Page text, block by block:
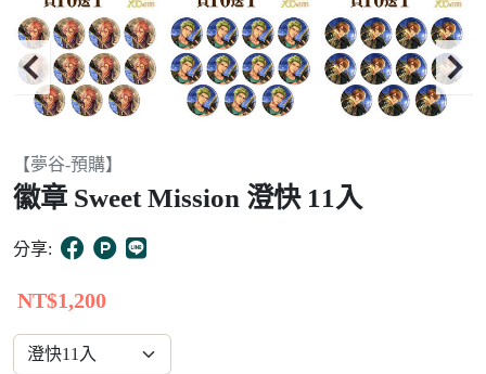
Item
2
of
5
【夢谷-預購】
徽章 Sweet Mission 澄快 11入
分享:
NT$1,200